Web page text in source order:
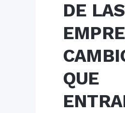
DE LAS
QUE